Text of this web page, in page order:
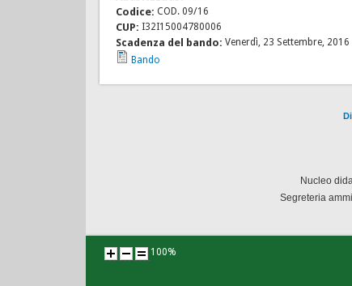
Codice: COD. 09/16
CUP: I32I15004780006
Scadenza del bando: Venerdì, 23 Settembre, 2016
Bando
Nucleo
Segreteria
100%